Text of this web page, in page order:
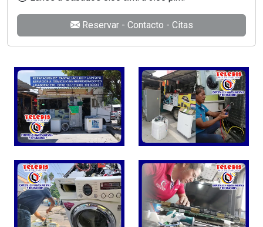
Reservar - Contacto - Citas